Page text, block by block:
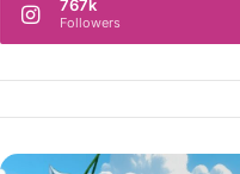
767k
Followers